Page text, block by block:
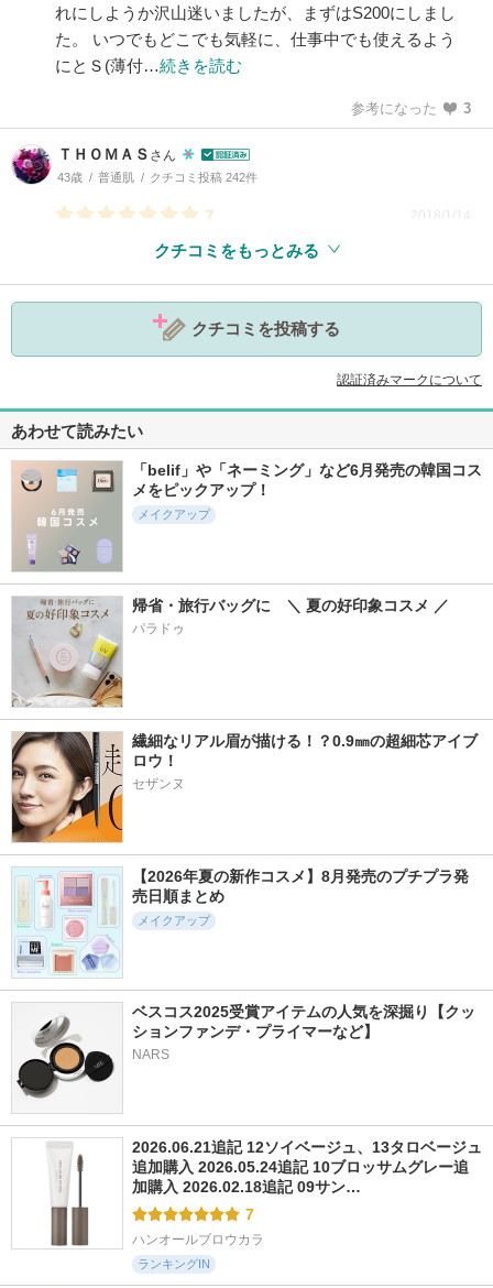
れにしようか沢山迷いましたが、まずはS200にしまし
た。 いつでもどこでも気軽に、仕事中でも使えるよう
にとＳ(薄付…続きを読む
参考になった 3
ＴＨＯＭＡＳ さん
43歳 普通肌 クチコミ投稿 242件
7 2018/1/14
参考になった 7
クチコミをもっとみる
クチコミを投稿する
認証済みマークについて
あわせて読みたい
「belif」や「ネーミング」など6月発売の韓国コス
メをピックアップ！
メイクアップ
帰省・旅行バッグに　＼ 夏の好印象コスメ ／
パラドゥ
繊細なリアル眉が描ける！？0.9㎜の超細芯アイブ
ロウ！
セザンヌ
【2026年夏の新作コスメ】8月発売のプチプラ発
売日順まとめ
メイクアップ
ベスコス2025受賞アイテムの人気を深掘り【クッ
ションファンデ・プライマーなど】
NARS
2026.06.21追記 12ソイベージュ、13タロベージュ
追加購入 2026.05.24追記 10ブロッサムグレー追
加購入 2026.02.18追記 09サン…
7
ハンオールブロウカラ
ランキングIN